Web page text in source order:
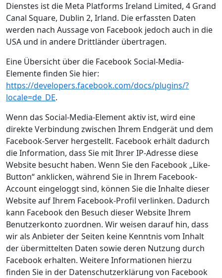
Dienstes ist die Meta Platforms Ireland Limited, 4 Grand
Canal Square, Dublin 2, Irland. Die erfassten Daten
werden nach Aussage von Facebook jedoch auch in die
USA und in andere Drittländer übertragen.
Eine Übersicht über die Facebook Social-Media-
Elemente finden Sie hier:
https://developers.facebook.com/docs/plugins/?
locale=de_DE.
Wenn das Social-Media-Element aktiv ist, wird eine
direkte Verbindung zwischen Ihrem Endgerät und dem
Facebook-Server hergestellt. Facebook erhält dadurch
die Information, dass Sie mit Ihrer IP-Adresse diese
Website besucht haben. Wenn Sie den Facebook „Like-
Button“ anklicken, während Sie in Ihrem Facebook-
Account eingeloggt sind, können Sie die Inhalte dieser
Website auf Ihrem Facebook-Profil verlinken. Dadurch
kann Facebook den Besuch dieser Website Ihrem
Benutzerkonto zuordnen. Wir weisen darauf hin, dass
wir als Anbieter der Seiten keine Kenntnis vom Inhalt
der übermittelten Daten sowie deren Nutzung durch
Facebook erhalten. Weitere Informationen hierzu
finden Sie in der Datenschutzerklärung von Facebook